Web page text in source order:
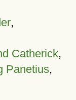
,
Catherick,
Panetius,